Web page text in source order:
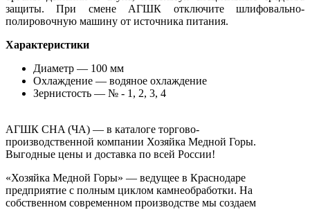
защиты. При смене АГШК отключите шлифовально-
полировочную машину от источника питания.
Характеристики
Диаметр — 100 мм
Охлаждение — водяное охлаждение
Зернистость — № - 1, 2, 3, 4
АГШК CHA (ЧА) — в каталоге торгово-
производственной компании Хозяйка Медной Горы.
Выгодные цены и доставка по всей России!
«Хозяйка Медной Горы» — ведущее в Краснодаре
предприятие с полным циклом камнеобработки. На
собственном современном производстве мы создаем